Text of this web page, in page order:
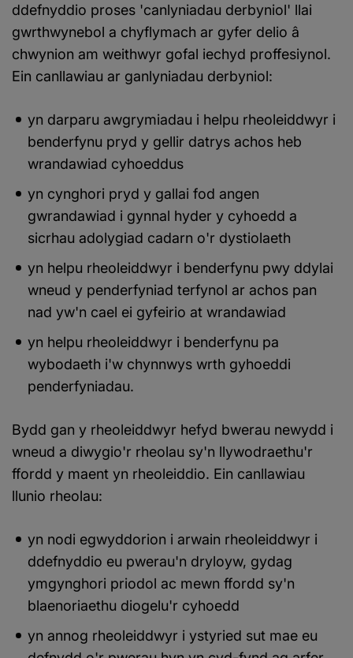
ddefnyddio proses 'canlyniadau derbyniol' llai
gwrthwynebol a chyflymach ar gyfer delio â
chwynion am weithwyr gofal iechyd proffesiynol.
Ein canllawiau ar ganlyniadau derbyniol:
yn darparu awgrymiadau i helpu rheoleiddwyr i
benderfynu pryd y gellir datrys achos heb
wrandawiad cyhoeddus
yn cynghori pryd y gallai fod angen
gwrandawiad i gynnal hyder y cyhoedd a
sicrhau adolygiad cadarn o'r dystiolaeth
yn helpu rheoleiddwyr i benderfynu pwy ddylai
wneud y penderfyniad terfynol ar achos pan
nad yw'n cael ei gyfeirio at wrandawiad
yn helpu rheoleiddwyr i benderfynu pa
wybodaeth i'w chynnwys wrth gyhoeddi
penderfyniadau.
Bydd gan y rheoleiddwyr hefyd bwerau newydd i
wneud a diwygio'r rheolau sy'n llywodraethu'r
ffordd y maent yn rheoleiddio. Ein canllawiau
llunio rheolau:
yn nodi egwyddorion i arwain rheoleiddwyr i
ddefnyddio eu pwerau'n dryloyw, gydag
ymgynghori priodol ac mewn ffordd sy'n
blaenoriaethu diogelu'r cyhoedd
yn annog rheoleiddwyr i ystyried sut mae eu